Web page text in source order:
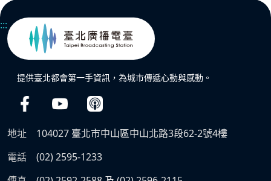
:::
提供臺北都會第一手資訊，為城市傳遞心動與感動。
地址
104027 臺北市中山區中山北路3段62-2號4樓
電話
(02) 2595-1233